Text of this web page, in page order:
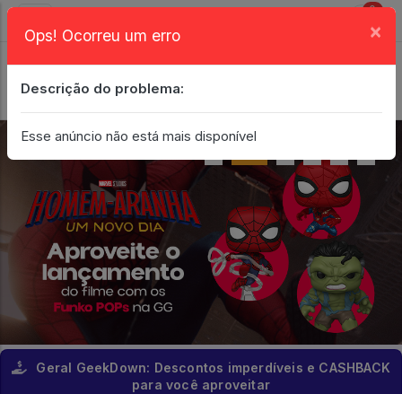
0
Geral GeekDown: Descontos imperdíveis e CASHBACK
para você aproveitar
Ops! Ocorreu um erro ×
Descrição do problema:
Esse anúncio não está mais disponível